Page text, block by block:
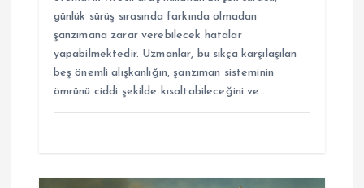
günlük sürüş sırasında farkında olmadan
şanzımana zarar verebilecek hatalar
yapabilmektedir. Uzmanlar, bu sıkça karşılaşılan
beş önemli alışkanlığın, şanzıman sisteminin
ömrünü ciddi şekilde kısaltabileceğini ve…